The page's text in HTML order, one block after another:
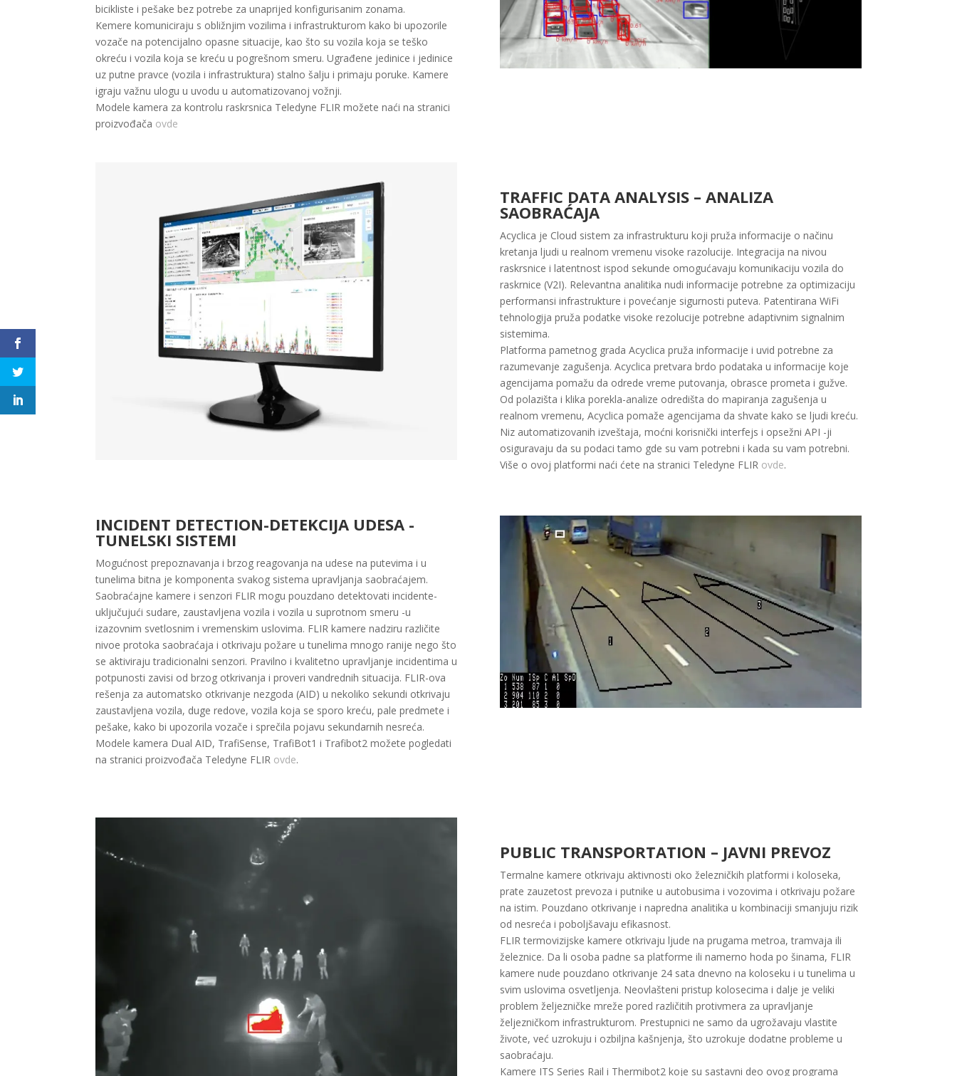
bicikliste i pešake bez potrebe za unaprijed konfigurisanim zonama.
Kemere komuniciraju s obližnjim vozilima i infrastrukturom kako bi upozorile
vozače na potencijalno opasne situacije, kao što su vozila koja se teško
okreću i vozila koja se kreću u pogrešnom smeru. Ugrađene jedinice i jedinice
uz putne pravce (vozila i infrastruktura) stalno šalju i primaju poruke. Kamere
igraju važnu ulogu u uvodu u automatizovanoj vožnji.
Modele kamera za kontrolu raskrsnica Teledyne FLIR možete naći na stranici
proizvođača ovde
TRAFFIC DATA ANALYSIS – ANALIZA
SAOBRAĆAJA
Acyclica je Cloud sistem za infrastrukturu koji pruža informacije o načinu
kretanja ljudi u realnom vremenu visoke razolucije. Integracija na nivou
raskrsnice i latentnost ispod sekunde omogućavaju komunikaciju vozila do
raskrnice (V2I). Relevantna analitika nudi informacije potrebne za optimizaciju
performansi infrastrukture i povećanje sigurnosti puteva. Patentirana WiFi
tehnologija pruža podatke visoke rezolucije potrebne adaptivnim signalnim
sistemima.
Platforma pametnog grada Acyclica pruža informacije i uvid potrebne za
razumevanje zagušenja. Acyclica pretvara brdo podataka u informacije koje
agencijama pomažu da odrede vreme putovanja, obrasce prometa i gužve.
Od polazišta i klika porekla-analize odredišta do mapiranja zagušenja u
realnom vremenu, Acyclica pomaže agencijama da shvate kako se ljudi kreću.
Niz automatizovanih izveštaja, moćni korisnički interfejs i opsežni API -ji
osiguravaju da su podaci tamo gde su vam potrebni i kada su vam potrebni.
Više o ovoj platformi naći ćete na stranici Teledyne FLIR ovde.
INCIDENT DETECTION-DETEKCIJA UDESA -
TUNELSKI SISTEMI
Mogućnost prepoznavanja i brzog reagovanja na udese na putevima i u
tunelima bitna je komponenta svakog sistema upravljanja saobraćajem.
Saobraćajne kamere i senzori FLIR mogu pouzdano detektovati incidente-
uključujući sudare, zaustavljena vozila i vozila u suprotnom smeru -u
izazovnim svetlosnim i vremenskim uslovima. FLIR kamere nadziru različite
nivoe protoka saobraćaja i otkrivaju požare u tunelima mnogo ranije nego što
se aktiviraju tradicionalni senzori. Pravilno i kvalitetno upravljanje incidentima u
potpunosti zavisi od brzog otkrivanja i proveri vandrednih situacija. FLIR-ova
rešenja za automatsko otkrivanje nezgoda (AID) u nekoliko sekundi otkrivaju
zaustavljena vozila, duge redove, vozila koja se sporo kreću, pale predmete i
pešake, kako bi upozorila vozače i sprečila pojavu sekundarnih nesreća.
Modele kamera Dual AID, TrafiSense, TrafiBot1 i Trafibot2 možete pogledati
na stranici proizvođača Teledyne FLIR ovde.
PUBLIC TRANSPORTATION – JAVNI PREVOZ
Termalne kamere otkrivaju aktivnosti oko železničkih platformi i koloseka,
prate zauzetost prevoza i putnike u autobusima i vozovima i otkrivaju požare
na istim. Pouzdano otkrivanje i napredna analitika u kombinaciji smanjuju rizik
od nesreća i poboljšavaju efikasnost.
FLIR termovizijske kamere otkrivaju ljude na prugama metroa, tramvaja ili
železnice. Da li osoba padne sa platforme ili namerno hoda po šinama, FLIR
kamere nude pouzdano otkrivanje 24 sata dnevno na koloseku i u tunelima u
svim uslovima osvetljenja. Neovlašteni pristup kolosecima i dalje je veliki
problem željezničke mreže pored različitih protivmera za upravljanje
željezničkom infrastrukturom. Prestupnici ne samo da ugrožavaju vlastite
živote, već uzrokuju i ozbiljna kašnjenja, što uzrokuje dodatne probleme u
saobraćaju.
Kamere ITS Series Rail i Thermibot2 koje su sastavni deo ovog programa